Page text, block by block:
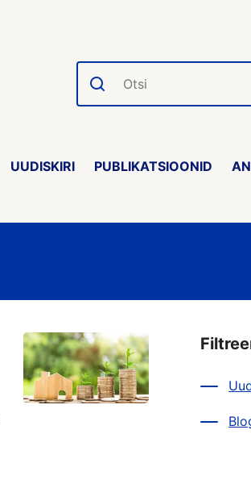
Otsi
UUDISKIRI PUBLIKATSIOONID